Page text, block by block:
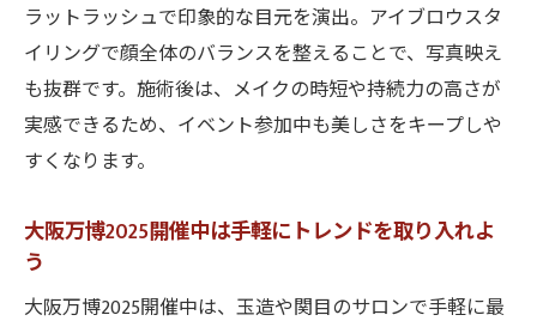
ラットラッシュで印象的な目元を演出。アイブロウスタ
イリングで顔全体のバランスを整えることで、写真映え
も抜群です。施術後は、メイクの時短や持続力の高さが
実感できるため、イベント参加中も美しさをキープしや
すくなります。
大阪万博2025開催中は手軽にトレンドを取り入れよ
う
大阪万博2025開催中は、玉造や関目のサロンで手軽に最